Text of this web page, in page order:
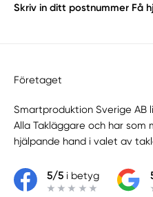
Skriv in ditt postnummer Få
Företaget
Smartproduktion Sverige AB
Alla Takläggare och har som
hjälpande hand i valet av
5/5i betyg